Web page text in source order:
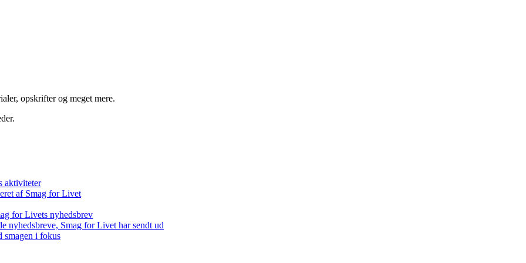
opskrifter og meget mere.
aktiviteter
af Smag for Livet
for Livets nyhedsbrev
nyhedsbreve, Smag for Livet har sendt ud
smagen i fokus